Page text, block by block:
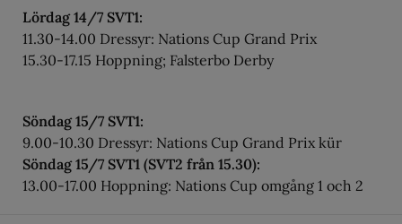
Lördag 14/7 SVT1:
11.30-14.00 Dressyr: Nations Cup Grand Prix
15.30-17.15 Hoppning; Falsterbo Derby
Söndag 15/7 SVT1:
9.00-10.30 Dressyr: Nations Cup Grand Prix kür
Söndag 15/7 SVT1 (SVT2 från 15.30):
13.00-17.00 Hoppning: Nations Cup omgång 1 och 2